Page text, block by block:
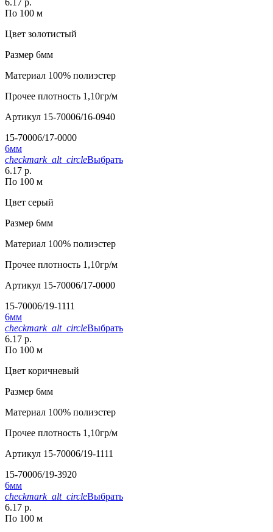
6.17 р.
По 100 м
Цвет золотистый
Размер 6мм
Материал 100% полиэстер
Прочее плотность 1,10гр/м
Артикул 15-70006/16-0940
15-70006/17-0000
6мм
checkmark_alt_circleВыбрать
6.17 р.
По 100 м
Цвет серый
Размер 6мм
Материал 100% полиэстер
Прочее плотность 1,10гр/м
Артикул 15-70006/17-0000
15-70006/19-1111
6мм
checkmark_alt_circleВыбрать
6.17 р.
По 100 м
Цвет коричневый
Размер 6мм
Материал 100% полиэстер
Прочее плотность 1,10гр/м
Артикул 15-70006/19-1111
15-70006/19-3920
6мм
checkmark_alt_circleВыбрать
6.17 р.
По 100 м